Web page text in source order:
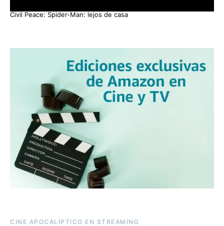
Civil Peace: Spider-Man: lejos de casa
CINE APOCALÍPTICO EN STREAMING